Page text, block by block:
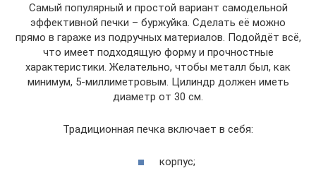
Самый популярный и простой вариант самодельной
эффективной печки – буржуйка. Сделать её можно
прямо в гараже из подручных материалов. Подойдёт всё,
что имеет подходящую форму и прочностные
характеристики. Желательно, чтобы металл был, как
минимум, 5-миллиметровым. Цилиндр должен иметь
диаметр от 30 см.
Традиционная печка включает в себя:
корпус;